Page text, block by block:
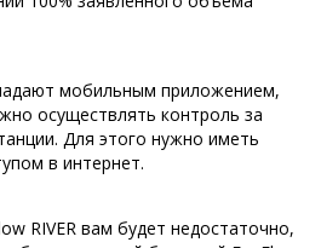
мобильным приложением,
осуществлять контроль за
Для этого нужно иметь
в интернет.
RIVER вам будет недостаточно,